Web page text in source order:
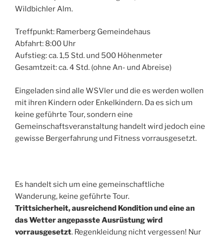
Wildbichler Alm.
Treffpunkt: Ramerberg Gemeindehaus
Abfahrt: 8:00 Uhr
Aufstieg: ca. 1,5 Std. und 500 Höhenmeter
Gesamtzeit: ca. 4 Std. (ohne An- und Abreise)
Eingeladen sind alle WSVler und die es werden wollen
mit ihren Kindern oder Enkelkindern. Da es sich um
keine geführte Tour, sondern eine
Gemeinschaftsveranstaltung handelt wird jedoch eine
gewisse Bergerfahrung und Fitness vorrausgesetzt.
Es handelt sich um eine gemeinschaftliche
Wanderung, keine geführte Tour.
Trittsicherheit, ausreichend Kondition und eine an
das Wetter angepasste Ausrüstung wird
vorrausgesetzt. Regenkleidung nicht vergessen! Nur